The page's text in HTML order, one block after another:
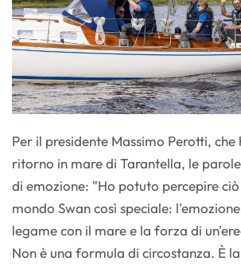
Per il presidente Massimo Perotti, che
ritorno in mare di Tarantella, le
di emozione: "Ho potuto percepire ciò
mondo Swan così speciale:
legame con il mare e la forza di
Non è una formula di circostanza. È